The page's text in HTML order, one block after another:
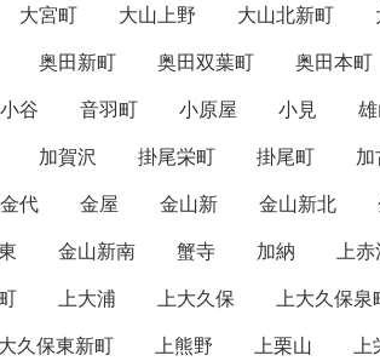
大宮町 大山上野 大山北新町
奥田新町 奥田双葉町 奥田本町
小谷 音羽町 小原屋 小見
加賀沢 掛尾栄町 掛尾町 加
金代 金屋 金山新 金山新北
金山新南 蟹寺 加納 上赤
上大浦 上大久保 上大久保泉
久保東新町 上熊野 上栗山 上